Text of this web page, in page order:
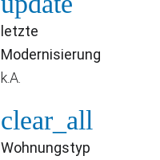
letzte
Modernisierung
k.A.
clear_all
Wohnungstyp